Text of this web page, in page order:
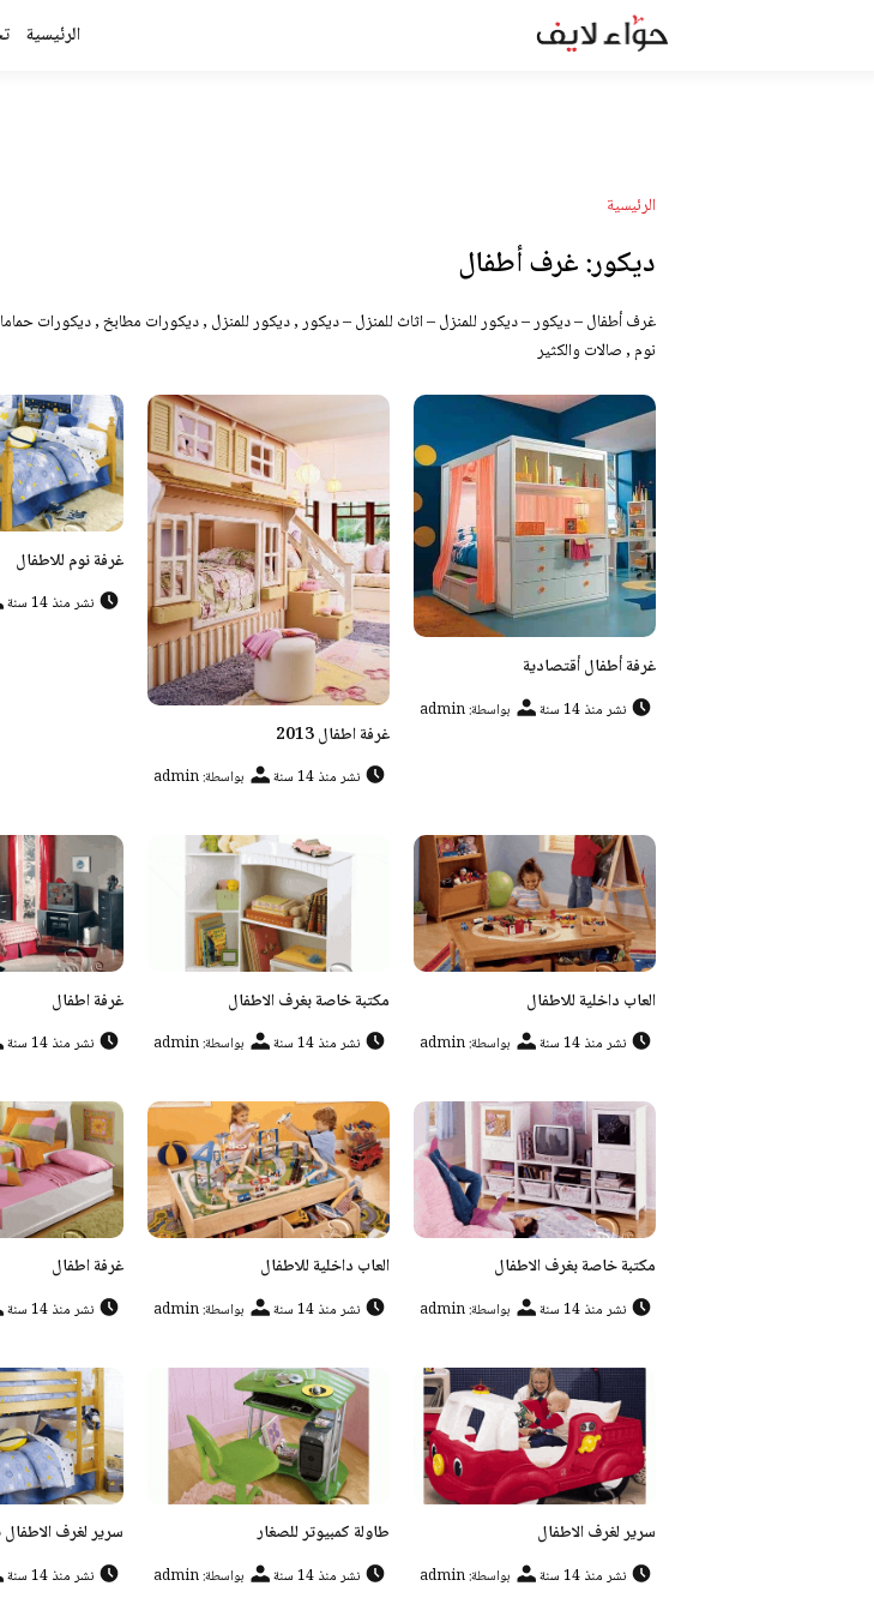
الرئيسية
الرئيسية
ديكور:غرف أطفال
غرف أطفال – ديكور – ديكور للمنزل – اثاث للمنزل – ديكور , ديكور للمنزل , ديكورات مطابخ , ديكورات
نوم , صالات والكثير
غرفة أطفال أقتصادية
نشر منذ 14 سنة بواسطة: admin
غرفة اطفال 2013
نشر منذ 14 سنة بواسطة: admin
غرفة نوم للاطفال
نشر منذ 14 سنة
العاب داخلية للاطفال
نشر منذ 14 سنة بواسطة: admin
مكتبة خاصة بغرف الاطفال
نشر منذ 14 سنة بواسطة: admin
غرفة اطفال
نشر منذ 14 سنة
مكتبة خاصة بغرف الاطفال
نشر منذ 14 سنة بواسطة: admin
العاب داخلية للاطفال
نشر منذ 14 سنة بواسطة: admin
غرفة اطفال
نشر منذ 14 سنة
سرير لغرف الاطفال
نشر منذ 14 سنة بواسطة: admin
طاولة كمبيوتر للصغار
نشر منذ 14 سنة بواسطة: admin
سرير لغرف
نشر منذ 14 سنة